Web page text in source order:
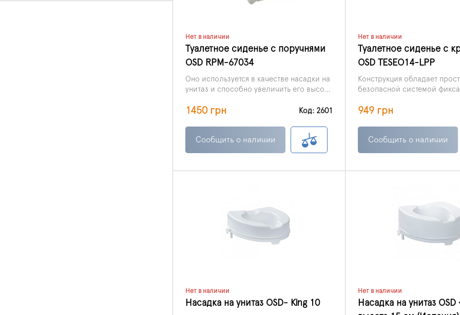
Нет в наличии
Туалетное сиденье c поручнями
OSD RPM-67034
Оно используется в качестве насадки на
унитаз и способно увеличить его высоту
1450 грн Код: 2601
Сообщить о наличии
Нет в наличии
Туалетное сиденье с
OSD TESEO14-LPP
Конструкция обладает
безопасной системой
на любой унитаз, какого
949 грн
Сообщить о наличии
Нет в наличии
Насадка на унитаз OSD- King 10
Нет в наличии
Насадка на унитаз OSD